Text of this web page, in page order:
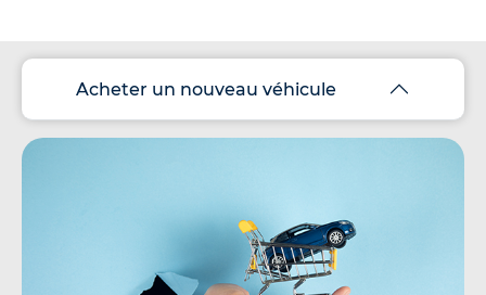
Acheter un nouveau véhicule